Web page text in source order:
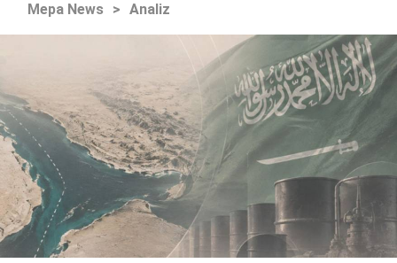
Mepa News > Analiz